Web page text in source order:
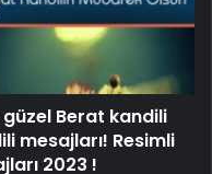
güzel Berat kandili
mesajları! Resimli
2023 !